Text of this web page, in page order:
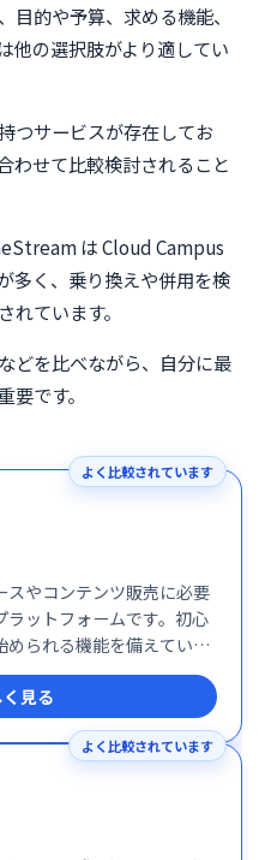
目的や予算、求める機能、
他の選択肢がより適してい
つサービスが存在してお
わせて比較検討されること
は Cloud Campus
多く、乗り換えや併用を検
れています。
どを比べながら、自分に最
です。
よく比較されています
やコンテンツ販売に必要
ットフォームです。初心
られる機能を備えていま
見る
よく比較されています